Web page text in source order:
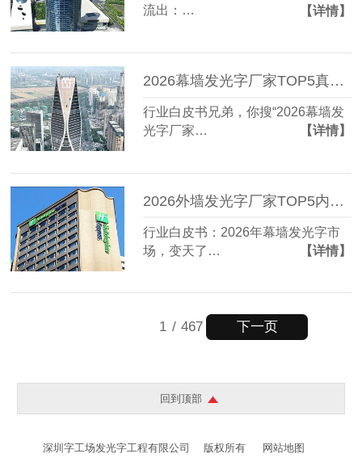
流出：…
【详情】
2026幕墙发光字厂家TOP5真实力榜单流出？第3位竟藏在这座城！
行业白皮书兄弟，你搜“2026幕墙发
光字厂家…
【详情】
2026外墙发光字厂家TOP5内部资料遭曝光：这家竟藏到94%客户不知道
行业白皮书：2026年幕墙发光字市
场，变天了…
【详情】
1 / 467 下一页
回到顶部
深圳字工场发光字工程有限公司 版权所有 网站地图